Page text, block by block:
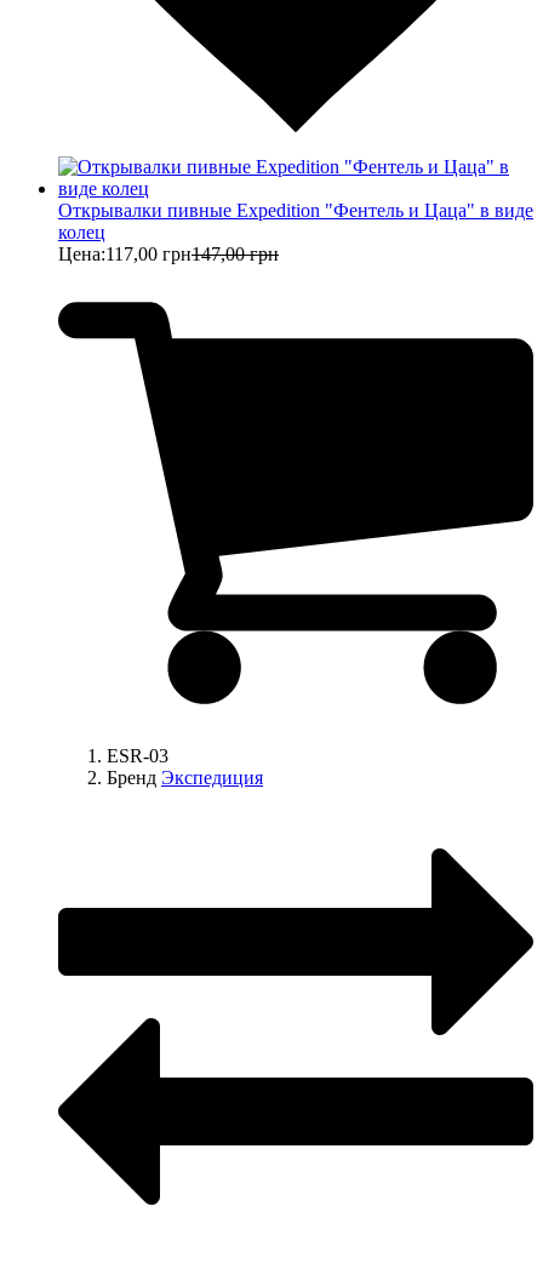
Открывалки пивные Expedition "Фентель и Цаца" в виде
колец
Цена:117,00 грн147,00 грн
ESR-03
Бренд Экспедиция